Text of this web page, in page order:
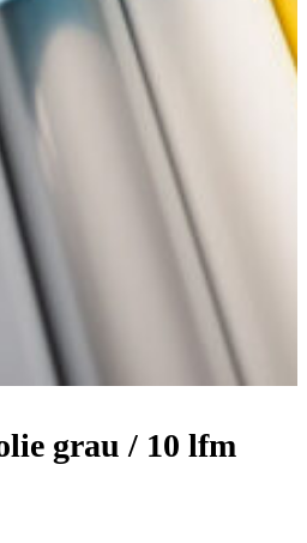
grau / 10 lfm